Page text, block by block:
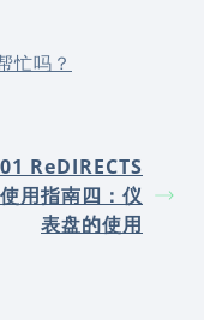
忙吗？
ReDIRECTS
用指南四：仪
表盘的使用